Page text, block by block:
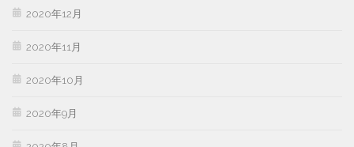
2020年12月
2020年11月
2020年10月
2020年9月